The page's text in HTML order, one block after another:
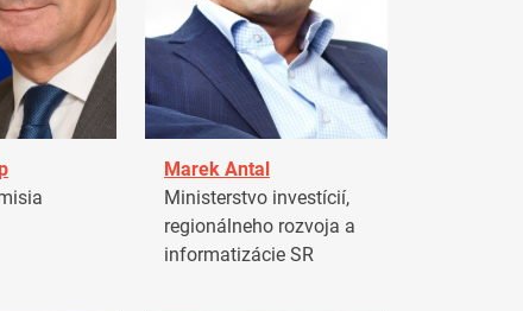
Marek Antal
Ministerstvo investícií,
regionálneho rozvoja a
informatizácie SR